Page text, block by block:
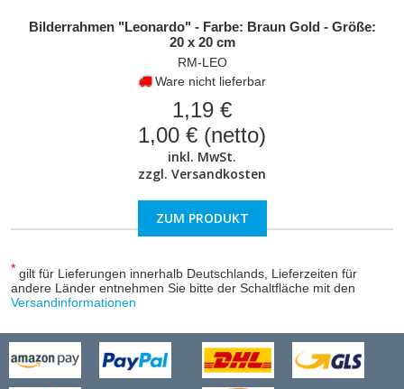
Bilderrahmen "Leonardo" - Farbe: Braun Gold - Größe:
20 x 20 cm
RM-LEO
Ware nicht lieferbar
1,19 €
1,00 € (netto)
inkl. MwSt.
zzgl. Versandkosten
ZUM PRODUKT
* gilt für Lieferungen innerhalb Deutschlands, Lieferzeiten für
andere Länder entnehmen Sie bitte der Schaltfläche mit den
Versandinformationen